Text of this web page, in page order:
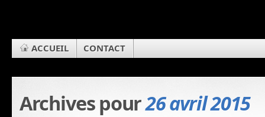
ACCUEIL CONTACT
Archives pour26 avril 2015